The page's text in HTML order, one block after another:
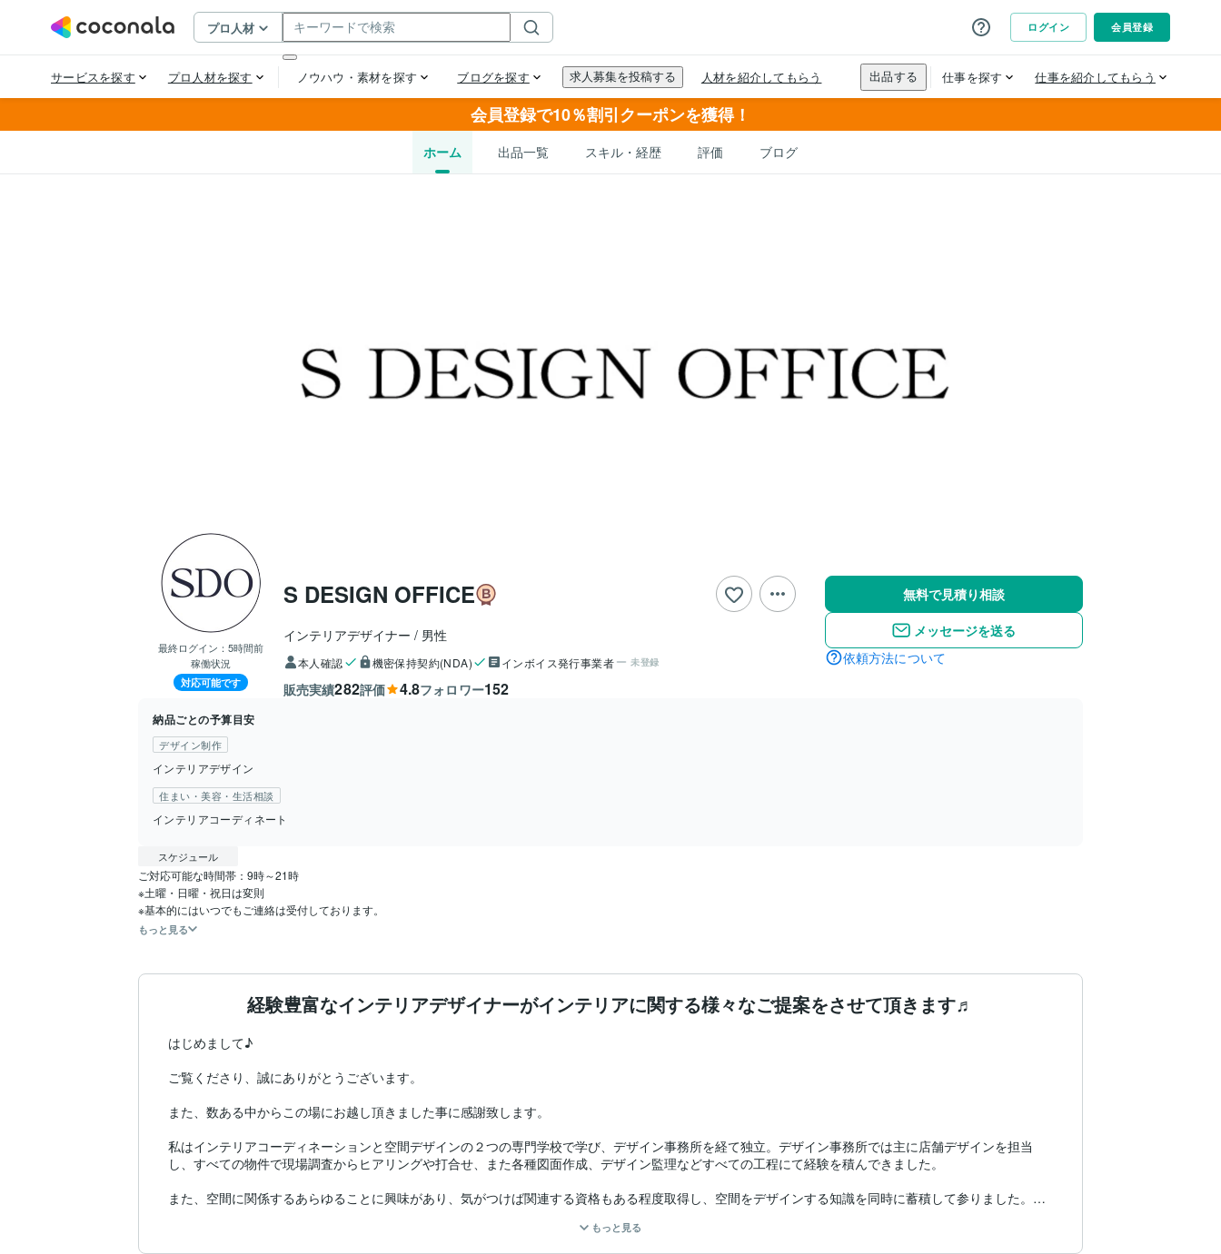
会員登録で10％割引クーポンを獲得！
ホーム 出品一覧 スキル・経歴 評価 ブログ
最終ログイン： 5時間前
稼働状況
対応可能です
S DESIGN OFFICE
インテリアデザイナー 男性
本人確認 機密保持契約(NDA) インボイス発行事業者 未登録
販売実績282評価 4.8フォロワー152
無料で見積り相談
メッセージを送る
依頼方法について
納品ごとの予算目安
デザイン制作
インテリアデザイン
住まい・美容・生活相談
インテリアコーディネート
スケジュール
ご対応可能な時間帯：9時～21時
※土曜・日曜・祝日は変則
もっと見る
経験豊富なインテリアデザイナーがインテリアに関する様々なご提案をさせて頂きます♬
はじめまして♪
ご覧くださり、誠にありがとうございます。
また、数ある中からこの場にお越し頂きました事に感謝致します。
私はインテリアコーディネーションと空間デザインの２つの専門学校で学び、デザイン事務所を経て独立。デザイン事務所では主に店舗デザインを担当
し、すべての物件で現場調査からヒアリングや打合せ、また各種図面作成、デザイン監理などすべての工程にて経験を積んできました。
また、空間に関係するあらゆることに興味があり、気がつけば関連する資格もある程度取得し、空間をデザインする知識を同時に蓄積して参りました。
もっと見る